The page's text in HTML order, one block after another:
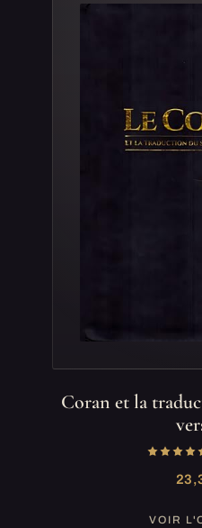
Coran et la
VOIR